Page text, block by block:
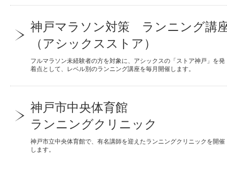
神戸マラソン対策 ランニング講
（アシックスストア）
フルマラソン未経験者の方を対象に、アシックスの「ストア神戸」を発
着点として、レベル別のランニング講座を毎月開催します。
神戸市中央体育館
ランニングクリニック
神戸市立中央体育館で、有名講師を迎えたランニングクリニックを開催
します。